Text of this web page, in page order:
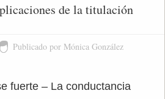
de la titulación
Publicado por Mónica González
fuerte – La conductancia